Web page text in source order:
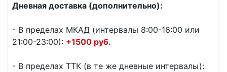
Дневная доставка (дополнительно):
- В пределах МКАД (интервалы 8:00-16:00 или
21:00-23:00): +1500 руб.
- В пределах ТТК (в те же дневные интервалы):